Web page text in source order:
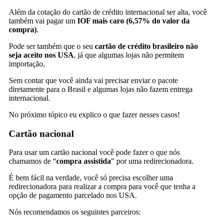
Além da cotação do cartão de crédito internacional ser alta, você
também vai pagar um IOF mais caro (6,57% do valor da
compra).
Pode ser também que o seu cartão de crédito brasileiro não
seja aceito nos USA, já que algumas lojas não permitem
importação.
Sem contar que você ainda vai precisar enviar o pacote
diretamente para o Brasil e algumas lojas não fazem entrega
internacional.
No próximo tópico eu explico o que fazer nesses casos!
Cartão nacional
Para usar um cartão nacional você pode fazer o que nós
chamamos de “compra assistida” por uma redirecionadora.
É bem fácil na verdade, você só precisa escolher uma
redirecionadora para realizar a compra para você que tenha a
opção de pagamento parcelado nos USA.
Nós recomendamos os seguintes parceiros: